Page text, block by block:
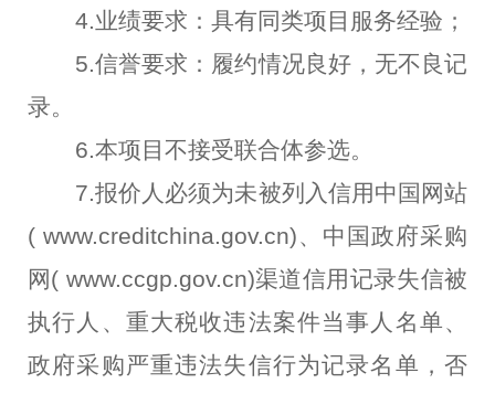
4.业绩要求：具有同类项目服务经验；
5.信誉要求：履约情况良好，无不良记
录。
6.本项目不接受联合体参选。
7.报价人必须为未被列入信用中国网站
( www.creditchina.gov.cn)、中国政府采购
网( www.ccgp.gov.cn)渠道信用记录失信被
执行人、重大税收违法案件当事人名单、
政府采购严重违法失信行为记录名单，否